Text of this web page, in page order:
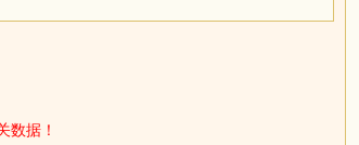
数据！